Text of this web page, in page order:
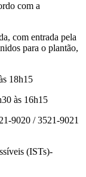
com a
com entrada pela
para o plantão,
18h15
às 16h15
9020 / 3521-9021
(ISTs)-